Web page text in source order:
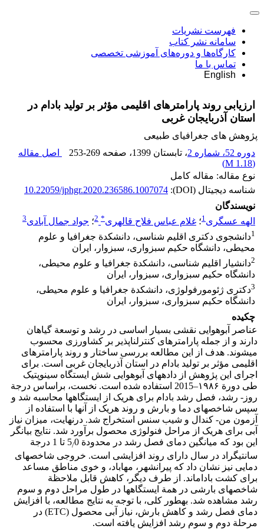
فهرست نشریات
سامانه نشر کتاب
کارگاه‌ها و دوره‌های آموزشی تخصصی
تماس با ما
English
ارزیابی روند پارامترهای اقلیمی مؤثر بر تولید بادام در
استان آذربایجان غربی
پژوهش های جغرافیای طبیعی
دوره 52، شماره 2
، تابستان 1399 ، صفحه 253-269
اصل مقاله
(
1.18 M
)
نوع مقاله: مقاله کامل
شناسه دیجیتال (DOI):
10.22059/jphgr.2020.236586.1007074
نویسندگان
الهه عسگری1؛ غلام عباس فلاح قالهری*
2؛ جواد جمال آبادی3
1دانشجوی دکتری اقلیم ‏شناسی، دانشکدة جغرافیا و علوم
محیطی، دانشگاه حکیم سبزواری، سبزوار، ایران
2دانشیار اقلیم ‏شناسی، دانشکدة جغرافیا و علوم محیطی،
دانشگاه حکیم سبزواری، سبزوار، ایران
3دکتری ژئومورفولوژی، دانشکدة جغرافیا و علوم محیطی،
دانشگاه حکیم سبزواری، سبزوار، ایران
چکیده
عناصر آب‏وهوایی نقشی بسیار اساسی در رشد و توسعة گیاهان
دارند و از جمله پارامترهای کنترل‏ناپذیر بر کشاورزی محسوب
می‏شوند. هدف از این مطالعه بررسی ساختار و روند پارامترهای
اقلیمی مؤثر بر تولید بادام در استان آذربایجان غربی است. برای
اجرای این پژوهش از داده‏های آب‏وهوایی شش ایستگاه سینوپتیک
طی دورة ۱۹۸۶–2015 استفاده شده است. نخست، براساس درجة
روز- رشد، فصل رشد بادام برای هریک از ایستگاه‏ها محاسبه شد و
سپس شاخص‏های دما و بارش و روند هریک از آن‏ها با استفاده از
آزمون من‏- ‏کندال و شیب سنس استخراج شد. درنهایت، میزان نیاز
آبی برای هریک از مراحل فنولوژی محصول برآورد شد. نتایج بیانگر
این بود که میانگین دمای فصل رشد در محدودة 5
/
0 تا 1 درجة
سانتی‏گراد در سال دارای روند افزایشی است. خروجی شاخص‏های
دمایی نیز نشان داد که پیرانشهر، مهاباد، و خوی مناطق مساعد
برای کشت بادام‏اند. از طرف دیگر، کاهش قابل ملاحظة
شاخص‏های بارشی در همة ایستگاه‏ها در طول مراحل دوم و سوم
رشد مشاهده شد. به‏طور کلی، با توجه به نتایج مطالعه، با افزایش
دمای فصل رشد و کاهش بارش، نیاز آبی محصول (ETC) در
مرحلة دوم و سوم رشد افزایش یافته است.